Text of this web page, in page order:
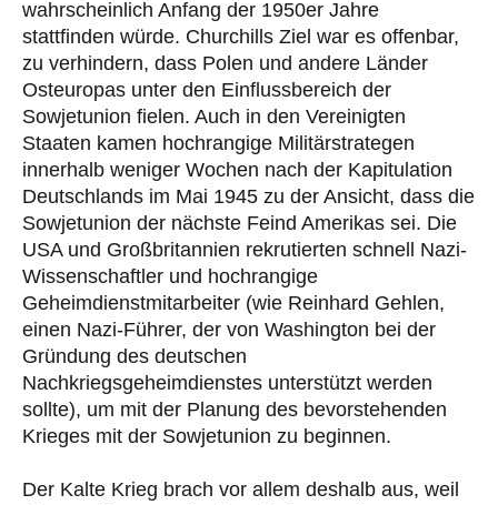
wahrscheinlich Anfang der 1950er Jahre
stattfinden würde. Churchills Ziel war es offenbar,
zu verhindern, dass Polen und andere Länder
Osteuropas unter den Einflussbereich der
Sowjetunion fielen. Auch in den Vereinigten
Staaten kamen hochrangige Militärstrategen
innerhalb weniger Wochen nach der Kapitulation
Deutschlands im Mai 1945 zu der Ansicht, dass die
Sowjetunion der nächste Feind Amerikas sei. Die
USA und Großbritannien rekrutierten schnell Nazi-
Wissenschaftler und hochrangige
Geheimdienstmitarbeiter (wie Reinhard Gehlen,
einen Nazi-Führer, der von Washington bei der
Gründung des deutschen
Nachkriegsgeheimdienstes unterstützt werden
sollte), um mit der Planung des bevorstehenden
Krieges mit der Sowjetunion zu beginnen.
Der Kalte Krieg brach vor allem deshalb aus, weil